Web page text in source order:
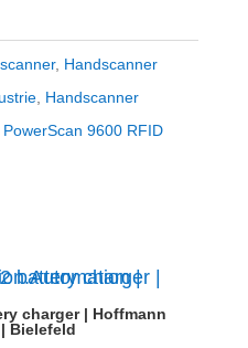
, Handscanner
, Handscanner
PowerScan 9600 RFID
charger | Hoffmann
Bielefeld